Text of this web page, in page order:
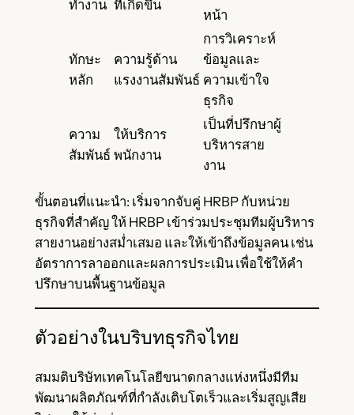
ทำงาน ที่เกิดขึ้น
หน้า
ทักษะ
หลัก
ความรู้ด้าน
แรงงานสัมพันธ์
การวิเคราะห์
ข้อมูลและ
ความเข้าใจ
ธุรกิจ
ความ
สัมพันธ์
ให้บริการ
พนักงาน
เป็นที่ปรึกษาผู้
บริหารสาย
งาน
ขั้นตอนที่แนะนำ: เริ่มจากจับคู่ HRBP กับหน่วย
ธุรกิจที่สำคัญ ให้ HRBP เข้าร่วมประชุมทีมผู้บริหาร
สายงานอย่างสม่ำเสมอ และให้เข้าถึงข้อมูลคน เช่น
อัตราการลาออกและผลการประเมิน เพื่อใช้ให้คำ
ปรึกษาบนพื้นฐานข้อมูล
ตัวอย่างในบริบทธุรกิจไทย
สมมติบริษัทเทคโนโลยีขนาดกลางแห่งหนึ่งมีทีม
พัฒนาผลิตภัณฑ์ที่กำลังเติบโตเร็วและเริ่มสูญเสีย